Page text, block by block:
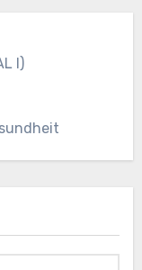
I)